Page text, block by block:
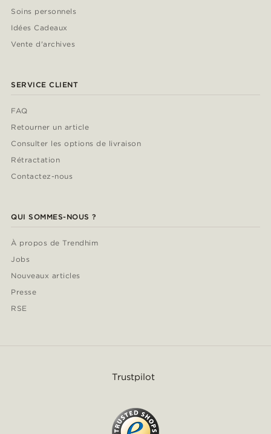
Soins personnels
Idées Cadeaux
Vente d'archives
SERVICE CLIENT
FAQ
Retourner un article
Consulter les options de livraison
Rétractation
Contactez-nous
QUI SOMMES-NOUS ?
À propos de Trendhim
Jobs
Nouveaux articles
Presse
RSE
Trustpilot